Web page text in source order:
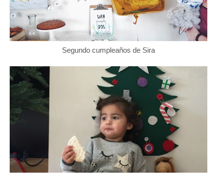
Segundo cumpleaños de Sira